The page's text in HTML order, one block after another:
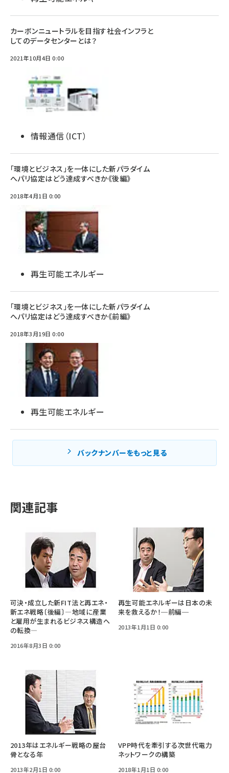
カーボンニュートラルを目指す社会インフラと
してのデータセンターとは？
2021年10月4日 0:00
情報通信（ICT）
「環境とビジネス」を一体にした新パラダイム
へパリ協定はどう達成すべきか《後編》
2018年4月1日 0:00
再生可能エネルギー
「環境とビジネス」を一体にした新パラダイム
へパリ協定はどう達成すべきか《前編》
2018年3月19日 0:00
再生可能エネルギー
バックナンバーをもっと見る
関連記事
可決・成立した新FIT法と再エネ・
新エネ戦略〔後編〕―地域に産業
と雇用が生まれるビジネス構造へ
の転換―
2016年8月3日 0:00
再生可能エネルギーは日本の未
来を救えるか！─前編─
2013年1月1日 0:00
2013年はエネルギー戦略の屋台
骨となる年
2013年2月1日 0:00
VPP時代を牽引する次世代電力
ネットワークの構築
2018年1月1日 0:00